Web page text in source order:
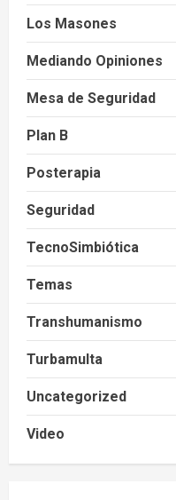
Los Masones
Mediando Opiniones
Mesa de Seguridad
Plan B
Posterapia
Seguridad
TecnoSimbiótica
Temas
Transhumanismo
Turbamulta
Uncategorized
Video